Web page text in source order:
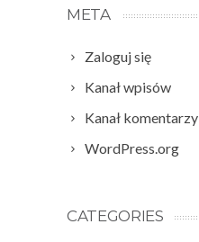
META
Zaloguj się
Kanał wpisów
Kanał komentarzy
WordPress.org
CATEGORIES